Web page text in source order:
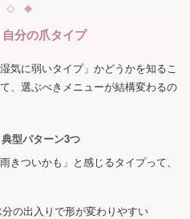
分の爪タイプ
気に弱いタイプ」かどうかを知るこ
、選ぶべきメニューが結構変わるの
型パターン3つ
きついかも」と感じるタイプって、
の出入りで形が変わりやすい